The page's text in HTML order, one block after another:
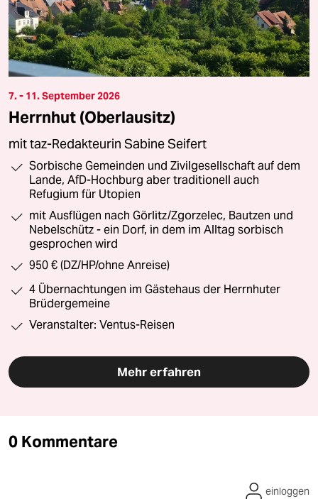
7. - 11. September 2026
Herrnhut (Oberlausitz)
mit taz-Redakteurin Sabine Seifert
Sorbische Gemeinden und Zivilgesellschaft auf dem
Lande, AfD-Hochburg aber traditionell auch
Refugium für Utopien
mit Ausflügen nach Görlitz/Zgorzelec, Bautzen und
Nebelschütz - ein Dorf, in dem im Alltag sorbisch
gesprochen wird
950 € (DZ/HP/ohne Anreise)
4 Übernachtungen im Gästehaus der Herrnhuter
Brüdergemeine
Veranstalter: Ventus-Reisen
Mehr erfahren
0 Kommentare
einloggen